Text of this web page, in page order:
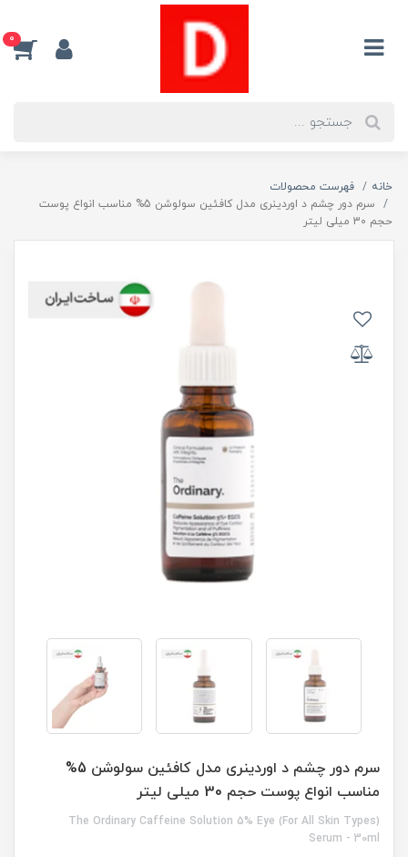
0
خانه
فهرست محصولات
سرم دور چشم د اوردینری مدل کافئین سولوشن 5% مناسب انواع پوست
حجم 30 میلی لیتر
سرم دور چشم د اوردینری مدل کافئین سولوشن 5%
مناسب انواع پوست حجم 30 میلی لیتر
(For All Skin Types) The Ordinary Caffeine Solution 5% Eye
Serum - 30ml